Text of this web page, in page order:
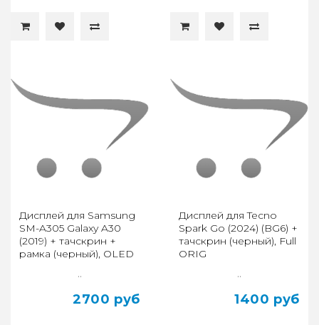
Дисплей для Samsung
SM-A305 Galaxy A30
(2019) + тачскрин +
рамка (черный), OLED
..
2700 руб
Дисплей для Tecno
Spark Go (2024) (BG6) +
тачскрин (черный), Full
ORIG
..
1400 руб